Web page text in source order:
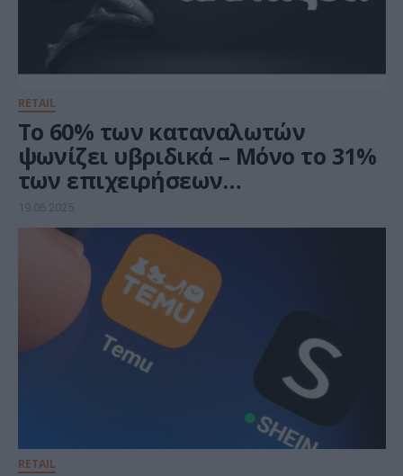
RETAIL
Το 60% των καταναλωτών
ψωνίζει υβριδικά – Μόνο το 31%
των επιχειρήσεων
ανταποκρίνεται
19.06.2025
RETAIL